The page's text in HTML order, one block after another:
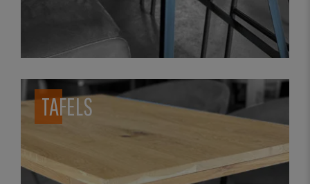
TAFELS